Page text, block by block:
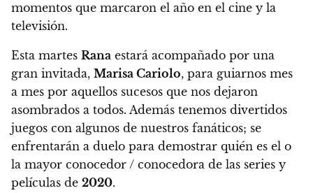
momentos que marcaron el año en el cine y la
televisión.
Esta martes Rana estará acompañado por una
gran invitada, Marisa Cariolo, para guiarnos mes
a mes por aquellos sucesos que nos dejaron
asombrados a todos. Además tenemos divertidos
juegos con algunos de nuestros fanáticos; se
enfrentarán a duelo para demostrar quién es el o
la mayor conocedor / conocedora de las series y
películas de 2020.